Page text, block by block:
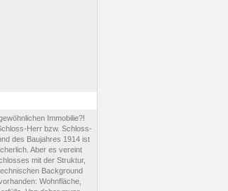
Immobilie?!
Herr bzw. Schloss-
des Baujahres 1914 ist
Aber es vereint
mit der Struktur,
Background
Wohnfläche,